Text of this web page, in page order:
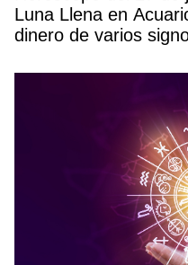
Luna Llena en
dinero de varios